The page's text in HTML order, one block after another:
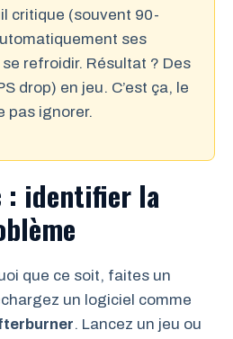
critique (souvent 90-
ses
refroidir. Résultat ? Des
drop) en jeu. C’est ça, le
pas ignorer.
: identifier la
que ce soit, faites un
un logiciel comme
. Lancez un jeu ou